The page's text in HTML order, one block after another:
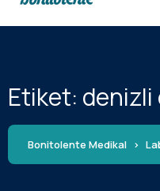
Etiket:
Bonitolente Medikal >